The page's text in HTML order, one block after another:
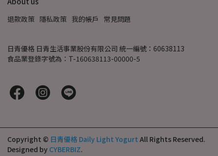
退款政策 隱私政策 我的帳戶 常見問題
日青優格 日青生活事業股份有限公司 統一編號：60638113
食品業登錄字號為：T-160638113-00000-5
Copyright © 日青優格 Daily Light Yogurt All Rights Reserved.
Designed by CYBERBIZ.